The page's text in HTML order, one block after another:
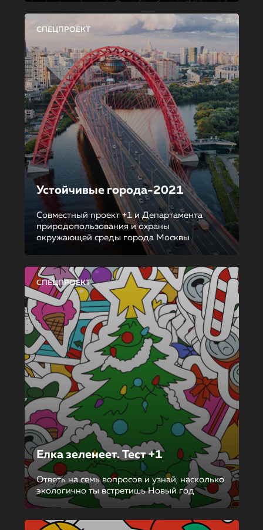
СПЕЦПРОЕКТ
Устойчивые города-2021
Совместный проект +1 и Департамента
природопользования и охраны
окружающей среды города Москвы
СПЕЦПРОЕКТ
Елка зеленеет. Тест +1
Ответь на семь вопросов и узнай, насколько
экологично ты встретишь Новый год